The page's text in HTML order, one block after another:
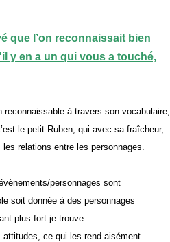
que l’on reconnaissait bien
y en a un qui vous a touché,
reconnaissable à travers son vocabulaire,
le petit Ruben, qui avec sa fraîcheur,
relations entre les personnages.
personnages sont
soit donnée à des personnages
plus fort je trouve.
attitudes, ce qui les rend aisément